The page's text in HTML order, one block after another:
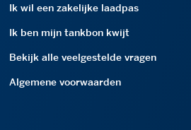
Ik wil een zakelijke laadpas
Ik ben mijn tankbon kwijt
Bekijk alle veelgestelde vragen
Algemene voorwaarden